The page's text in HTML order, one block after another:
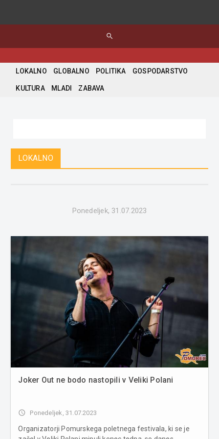
search
LOKALNO GLOBALNO POLITIKA GOSPODARSTVO
KULTURA MLADI ZABAVA
LOKALNO
Ponedeljek, 31.07.2023
Joker Out ne bodo nastopili v Veliki Polani
access_time Ponedeljek, 31.07.2023
Organizatorji Pomurskega poletnega festivala, ki se je